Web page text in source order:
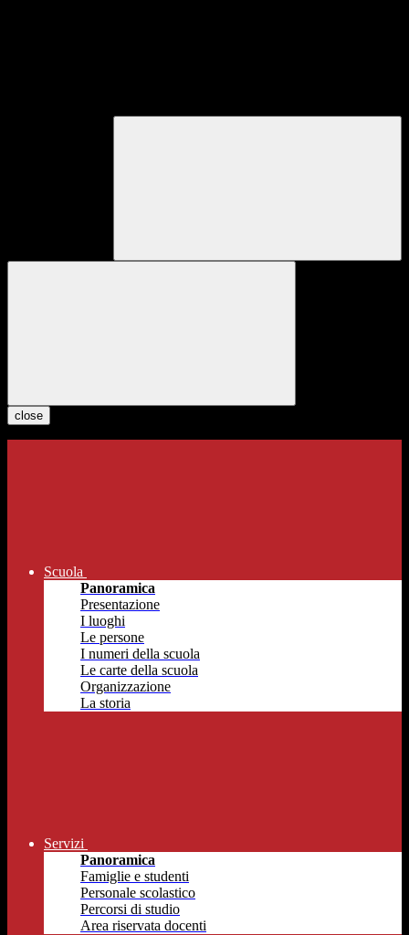
close
Scuola
Panoramica
Presentazione
I luoghi
Le persone
I numeri della scuola
Le carte della scuola
Organizzazione
La storia
Servizi
Panoramica
Famiglie e studenti
Personale scolastico
Percorsi di studio
Area riservata docenti